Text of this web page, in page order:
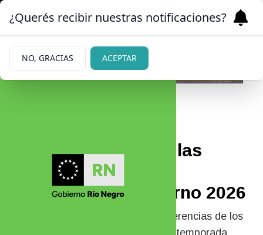
Bariloche encabeza las
búsquedas para las
vacaciones de invierno 2026
La ciudad rionegrina lidera las preferencias de los
turistas argentinos para la próxima temporada
¿Querés recibir nuestras notificaciones?
NO, GRACIAS ACEPTAR